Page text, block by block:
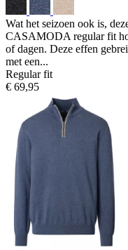
Wat het seizoen ook is,
CASAMODA regular fit
of dagen. Deze effen
met een...
Regular fit
€ 69,95